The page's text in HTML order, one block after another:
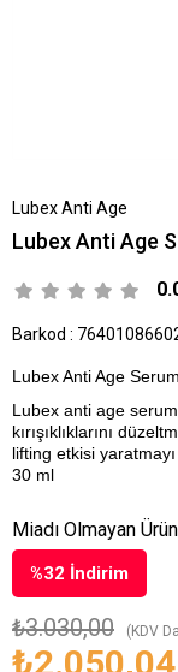
Lubex Anti Age
Lubex Anti Age
Barkod :
Lubex Anti Age Serum
Lubex anti age
kırışıklıklarını
lifting etkisi
30 ml
%32 İndirim
₺3.030,00 (KDV
₺2.050,04
Miadı Olmayan